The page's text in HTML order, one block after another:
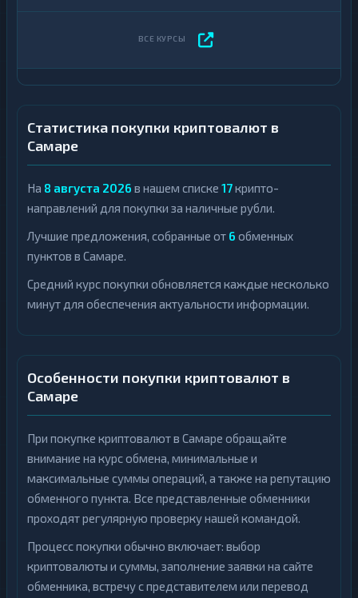
Статистика покупки криптовалют в
Самаре
На 8 августа 2026 в нашем списке 17крипто-
направлений для покупки за наличные рубли.
Лучшие предложения, собранные от 6 обменных
пунктов в Самаре.
Средний курс покупки обновляется каждые несколько
минут для обеспечения актуальности информации.
Особенности покупки криптовалют в
Самаре
При покупке криптовалют в Самаре обращайте
внимание на курс обмена, минимальные и
максимальные суммы операций, а также на репутацию
обменного пункта. Все представленные обменники
проходят регулярную проверку нашей командой.
Процесс покупки обычно включает: выбор
криптовалюты и суммы, заполнение заявки на сайте
обменника, встречу с представителем или перевод